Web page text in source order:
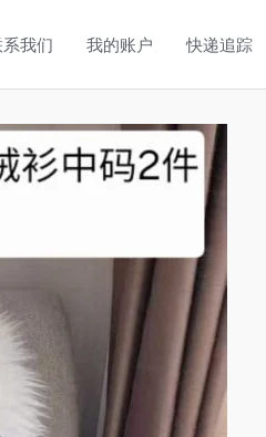
我们 我的账户 快递追踪
索